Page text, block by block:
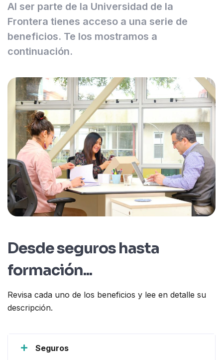
Al ser parte de la Universidad de la
Frontera tienes acceso a una serie de
beneficios. Te los mostramos a
continuación.
Desde seguros hasta
formación...
Revisa cada uno de los beneficios y lee en detalle su
descripción.
Seguros